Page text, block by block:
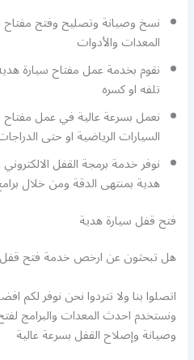
نسخ وصيانة وتصليح وفتح
المعدات والأدوات
نقوم بخدمة عمل مفتاح سيارة
تلفه او كسره
نعمل بسرعة عالية في عمل مفتاح
السيارات الرياضية او حتى
نوفر خدمة برمجة القفل
هدية بمنتهى الدقة ومن خلال
فتح قفل سيارة هدية
هل تبحثون عن ارخص خدمة فتح قفل
اتصلوا بنا ولا تتردوا نحن نوفر
ونستخدم احدث المعدات والبرامج
وصيانة وإصلاح القفل بسرعة عالية